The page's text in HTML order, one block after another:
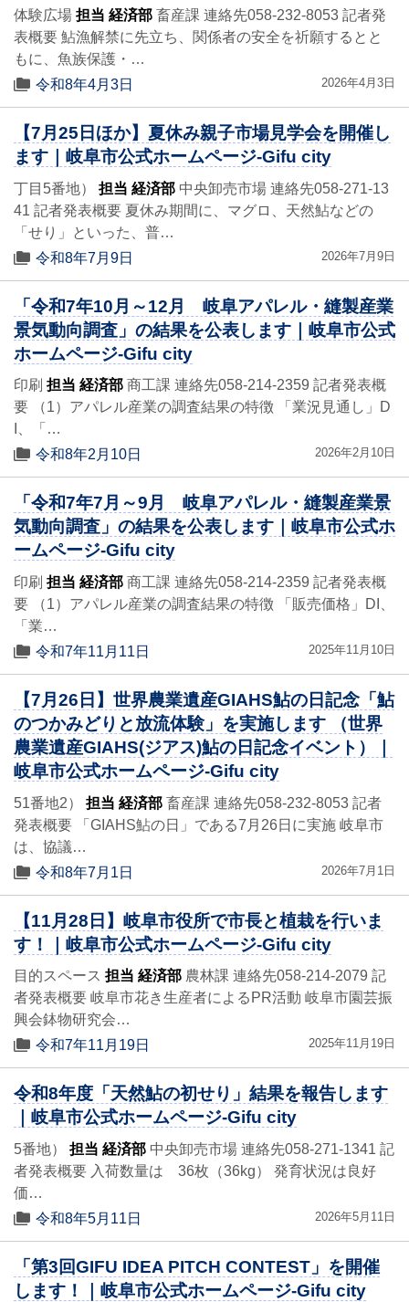
体験広場 担当 経済部 畜産課 連絡先058-232-8053 記者発
表概要 鮎漁解禁に先立ち、関係者の安全を祈願するとと
もに、魚族保護・…
令和8年4月3日
2026年4月3日
【7月25日ほか】夏休み親子市場見学会を開催し
ます｜岐阜市公式ホームページ-Gifu city
丁目5番地） 担当 経済部 中央卸売市場 連絡先058-271-13
41 記者発表概要 夏休み期間に、マグロ、天然鮎などの
「せり」といった、普…
令和8年7月9日
2026年7月9日
「令和7年10月～12月 岐阜アパレル・縫製産業
景気動向調査」の結果を公表します｜岐阜市公式
ホームページ-Gifu city
印刷 担当 経済部 商工課 連絡先058-214-2359 記者発表概
要 （1）アパレル産業の調査結果の特徴 「業況見通し」D
I、「…
令和8年2月10日
2026年2月10日
「令和7年7月～9月 岐阜アパレル・縫製産業景
気動向調査」の結果を公表します｜岐阜市公式ホ
ームページ-Gifu city
印刷 担当 経済部 商工課 連絡先058-214-2359 記者発表概
要 （1）アパレル産業の調査結果の特徴 「販売価格」DI、
「業…
令和7年11月11日
2025年11月10日
【7月26日】世界農業遺産GIAHS鮎の日記念「鮎
のつかみどりと放流体験」を実施します （世界
農業遺産GIAHS(ジアス)鮎の日記念イベント）｜
岐阜市公式ホームページ-Gifu city
51番地2） 担当 経済部 畜産課 連絡先058-232-8053 記者
発表概要 「GIAHS鮎の日」である7月26日に実施 岐阜市
は、協議…
令和8年7月1日
2026年7月1日
【11月28日】岐阜市役所で市長と植栽を行いま
す！｜岐阜市公式ホームページ-Gifu city
目的スペース 担当 経済部 農林課 連絡先058-214-2079 記
者発表概要 岐阜市花き生産者によるPR活動 岐阜市園芸振
興会鉢物研究会…
令和7年11月19日
2025年11月19日
令和8年度「天然鮎の初せり」結果を報告します
｜岐阜市公式ホームページ-Gifu city
5番地） 担当 経済部 中央卸売市場 連絡先058-271-1341 記
者発表概要 入荷数量は 36枚（36kg） 発育状況は良好
価…
令和8年5月11日
2026年5月11日
「第3回GIFU IDEA PITCH CONTEST」を開催
します！｜岐阜市公式ホームページ-Gifu city